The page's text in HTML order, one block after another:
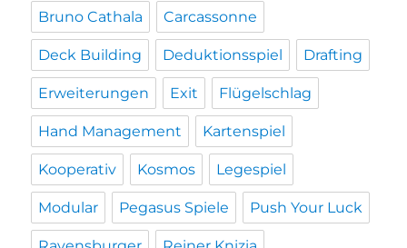
Bruno Cathala Carcassonne
Deck Building Deduktionsspiel Drafting
Erweiterungen Exit Flügelschlag
Hand Management Kartenspiel
Kooperativ Kosmos Legespiel
Modular Pegasus Spiele Push Your Luck